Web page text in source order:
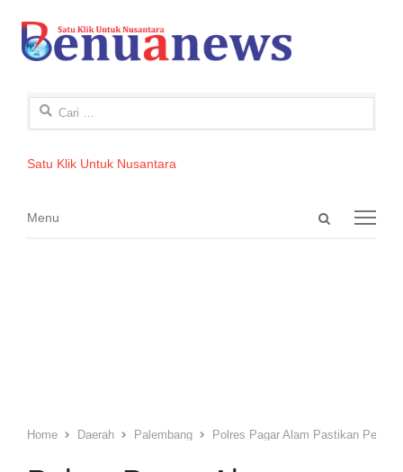
Cari
Satu Klik Untuk Nusantara
Open
Menu
Menu
Home Daerah Palembang Polres Pagar Alam Pastikan